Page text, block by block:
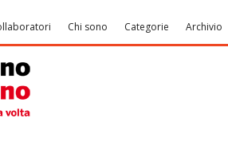
Chi sono Categorie Archivio